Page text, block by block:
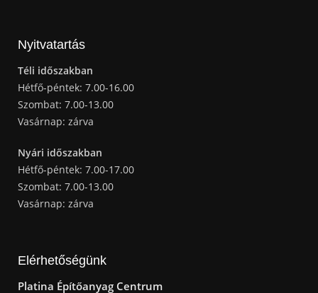
Nyitvatartás
Téli időszakban
Hétfő-péntek: 7.00-16.00
Szombat: 7.00-13.00
Vasárnap: zárva
Nyári időszakban
Hétfő-péntek: 7.00-17.00
Szombat: 7.00-13.00
Vasárnap: zárva
Elérhetőségünk
Platina Építőanyag Centrum